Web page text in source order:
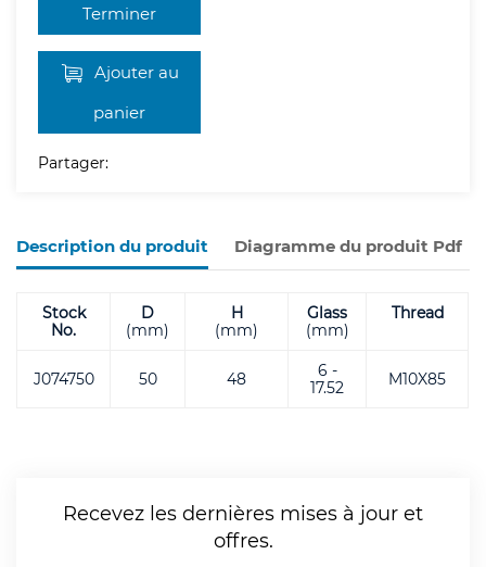
Terminer
Ajouter au
panier
Partager:
Description du produit Diagramme du produit Pdf
Stock
No.
D
(mm)
H
(mm)
Glass
(mm)
Thread
J074750 50 48
6 -
17.52
M10X85
Recevez les dernières mises à jour et
offres.